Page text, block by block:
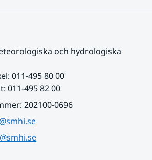
och hydrologiska
011-495 80 00
011-495 82 00
202100-0696